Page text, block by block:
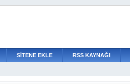
SİTENE EKLE RSS KAYNAĞI